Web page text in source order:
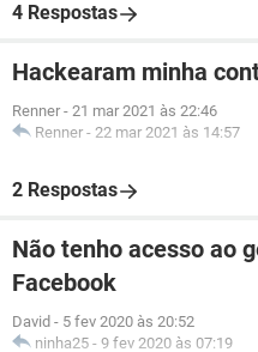
4 Respostas
Hackearam minha
Renner - 21 mar 2021 às 22:46
Renner - 22 mar 2021 às 14:57
2 Respostas
Não tenho acesso ao
Facebook
David - 5 fev 2020 às 20:52
ninha25 - 9 fev 2020 às 07:19